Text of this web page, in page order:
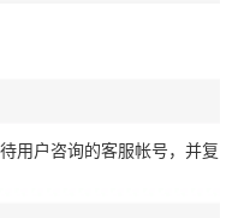
用户咨询的客服帐号，并复